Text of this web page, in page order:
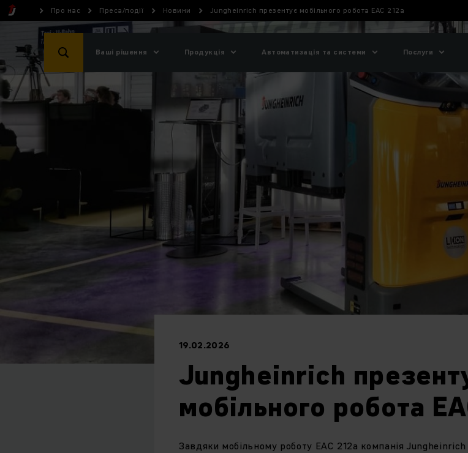
Про нас Преса/події Новини Jungheinrich презентує мобільного робота EAC 212a
Ваші рішення Продукція Автоматизація та системи Послуги
19.02.2026
Jungheinrich
мобільного робота
Завдяки мобільному роботу EAC 212a компанія